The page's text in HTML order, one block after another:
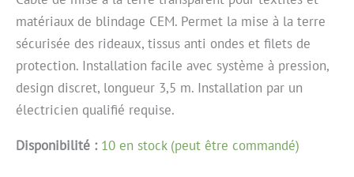
matériaux de blindage CEM. Permet la mise à la terre
sécurisée des rideaux, tissus anti ondes et filets de
protection. Installation facile avec système à pression,
design discret, longueur 3,5 m. Installation par un
électricien qualifié requise.
Disponibilité : 10 en stock (peut être commandé)